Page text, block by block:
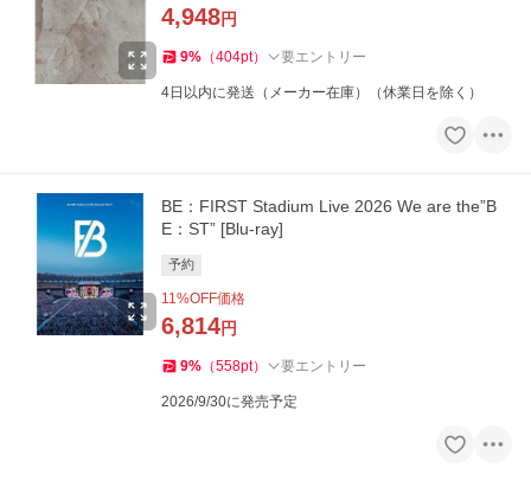
4,948円
9% （404pt） 要エントリー
4日以内に発送（メーカー在庫）（休業日を除く）
BE：FIRST Stadium Live 2026 We are the”B
E：ST” [Blu-ray]
予約
11%OFF価格
6,814円
9% （558pt） 要エントリー
2026/9/30に発売予定